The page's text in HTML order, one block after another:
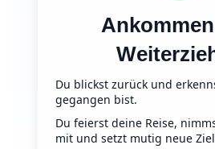
Du blickst zurück und
gegangen bist.
Du feierst deine Reise,
mit und setzt mutig neue